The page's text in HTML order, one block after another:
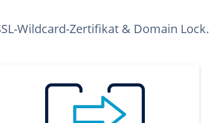
Wildcard-Zertifikat & Domain Lock.